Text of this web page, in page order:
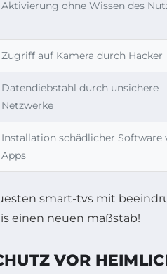
Aktivierung ohne Wissen des
Zugriff auf Kamera durch Hacker
Datendiebstahl durch unsichere
Netzwerke
Installation schädlicher Software
Apps
VOR